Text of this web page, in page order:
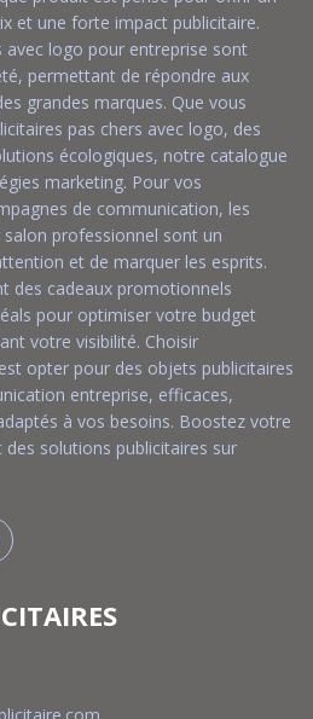
et une forte impact publicitaire.
avec logo pour entreprise sont
permettant de répondre aux
grandes marques. Que vous
pas chers avec logo, des
écologiques, notre catalogue
marketing. Pour vos
de communication, les
professionnel sont un
et de marquer les esprits.
des cadeaux promotionnels
pour optimiser votre budget
votre visibilité. Choisir
opter pour des objets publicitaires
entreprise, efficaces,
à vos besoins. Boostez votre
des solutions publicitaires sur